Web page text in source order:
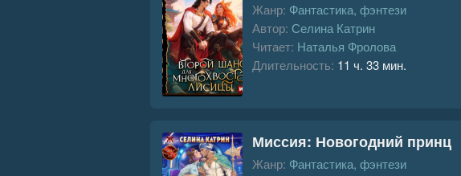
Жанр: Фантастика, фэнтези
Автор: Селина Катрин
Читает: Наталья Фролова
Длительность: 11 ч. 33 мин.
Миссия: Новогодний принц
Жанр: Фантастика, фэнтези